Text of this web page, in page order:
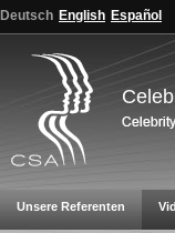
Deutsch English Español
Unsere Referenten